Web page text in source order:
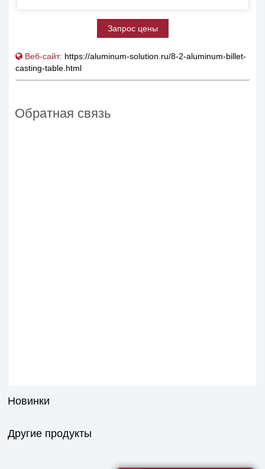
Запрос цены
Веб-сайт: https://aluminum-solution.ru/8-2-aluminum-billet-
casting-table.html
Обратная связь
Новинки
Другие продукты